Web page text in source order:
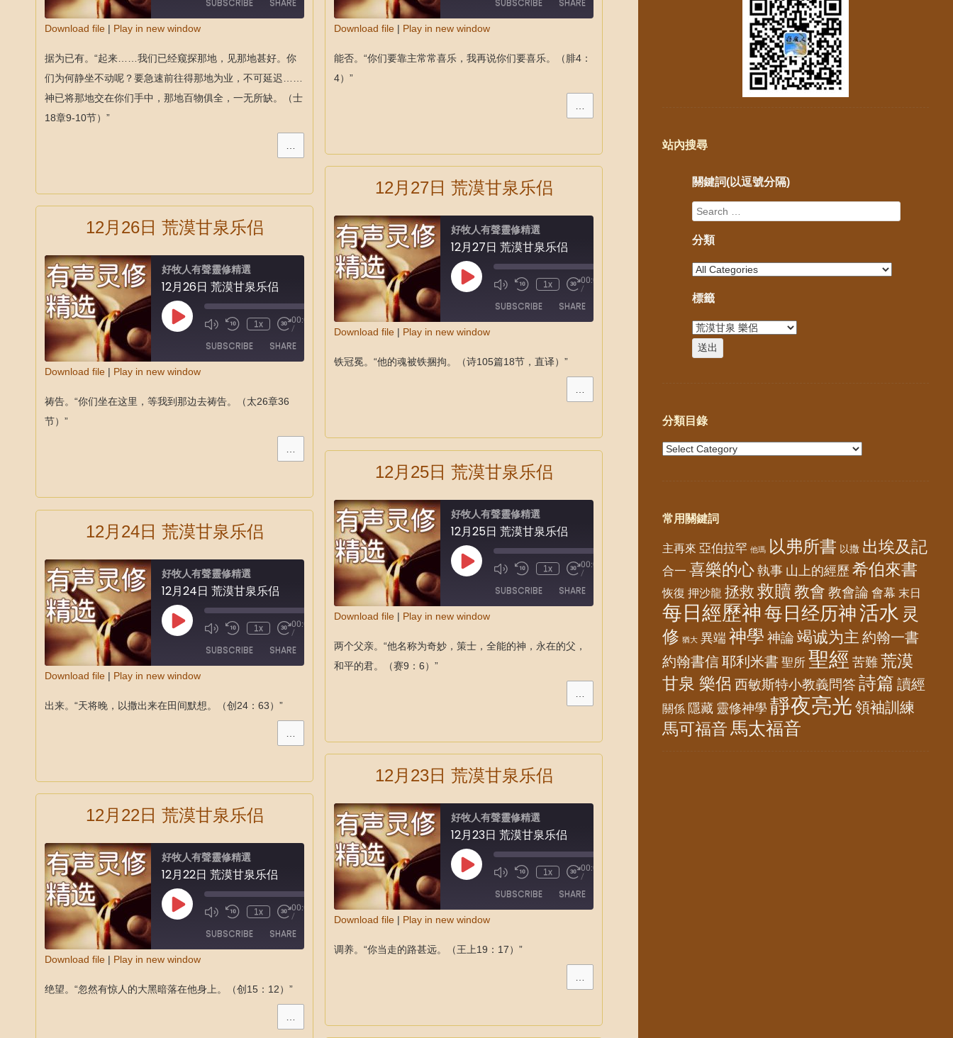
SUBSCRIBE SHARE
RSS FEED
LINK
EMBED
Download file | Play in new window
据为已有。“起来……我们已经窥探那地，见那地甚好。你
们为何静坐不动呢？要急速前往得那地为业，不可延迟……
神已将那地交在你们手中，那地百物俱全，一无所缺。（士
18章9-10节）”
SUBSCRIBE SHARE
RSS FEED
Download file | Play in new window
能否。“你们要靠主常常喜乐，我再说你们要喜乐。（腓4：
4）”
12月27日 荒漠甘泉乐侣
好牧人有聲靈修精選
12月27日 荒漠甘泉乐侣
1x
00:00
/
SUBSCRIBE SHARE
RSS FEED
Download file | Play in new window
铁冠冕。“他的魂被铁捆拘。（诗105篇18节，直译）”
…
12月26日 荒漠甘泉乐侣
好牧人有聲靈修精選
12月26日 荒漠甘泉乐侣
1x
00:00
/
SUBSCRIBE SHARE
RSS FEED
LINK
Download file | Play in new window
祷告。“你们坐在这里，等我到那边去祷告。（太26章36
节）”
…
12月25日 荒漠甘泉乐侣
好牧人有聲靈修精選
12月25日 荒漠甘泉乐侣
1x
00:00
/
SUBSCRIBE SHARE
RSS FEED
LINK
Download file | Play in new window
两个父亲。“他名称为奇妙，策士，全能的神，永在的父，
和平的君。（赛9：6）”
12月24日 荒漠甘泉乐侣
好牧人有聲靈修精選
12月24日 荒漠甘泉乐侣
1x
00:00
/
SUBSCRIBE SHARE
RSS FEED
Download file | Play in new window
出来。“天将晚，以撒出来在田间默想。（创24：63）”
12月23日 荒漠甘泉乐侣
好牧人有聲靈修精選
12月23日 荒漠甘泉乐侣
1x
00:00
/
SUBSCRIBE SHARE
RSS FEED
Download file | Play in new window
调养。“你当走的路甚远。（王上19：17）”
12月22日 荒漠甘泉乐侣
好牧人有聲靈修精選
12月22日 荒漠甘泉乐侣
1x
00:00
/
SUBSCRIBE SHARE
RSS FEED
Download file | Play in new window
绝望。“忽然有惊人的大黑暗落在他身上。（创15：12）”
站內搜尋
關鍵詞(以逗號分隔)
分類
標籤
分類目錄
常用關鍵詞
主再來 亞伯拉罕 他瑪 以弗所書 以撒 出埃及記
合一 喜樂的心 執事 山上的經歷 希伯來書
恢復 押沙龍 拯救 救贖 教會 教會論 會幕 末日
每日經歷神 每日经历神活水 灵
修 猶大 異端 神學 神論 竭诚为主 約翰一書
約翰書信耶利米書 聖所 聖經 苦難 荒漠
甘泉 樂侶 西敏斯特小教義問答詩篇 讀經
關係 隱藏 靈修神學 靜夜亮光 領袖訓練
馬可福音 馬太福音